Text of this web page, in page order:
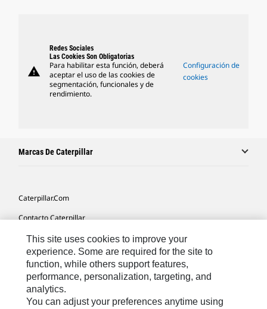
warning
Redes Sociales
Las Cookies Son Obligatorias
Para habilitar esta función, deberá
aceptar el uso de las cookies de
segmentación, funcionales y de
rendimiento.
Configuración de
cookies
Marcas De Caterpillar
Caterpillar.com
Contacto Caterpillar
Mis Preferencias De Marketing
Mapa Del Sitio
Cookie Settings
Aviso Legal
This site uses cookies to improve your
experience. Some are required for the site to
function, while others support features,
performance, personalization, targeting, and
analytics.
You can adjust your preferences anytime using